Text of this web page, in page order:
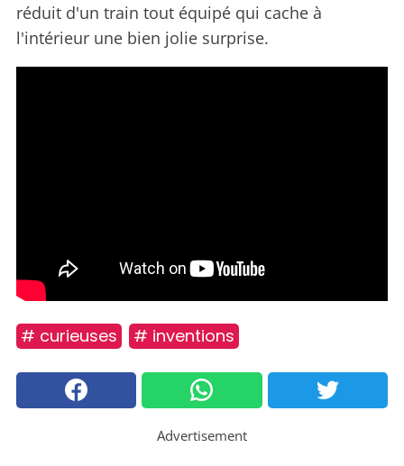
réduit d'un train tout équipé qui cache à
l'intérieur une bien jolie surprise.
# curieuses # inventions
Advertisement